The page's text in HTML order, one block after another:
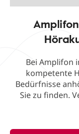
Bei Amplifon
kompetente
Bedürfnisse
Sie zu finden.